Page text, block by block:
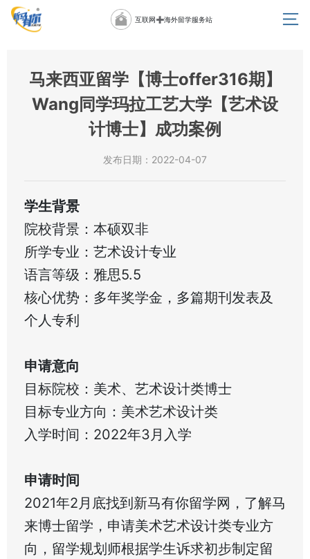
互联网➕海外留学服务站
马来西亚留学【博士offer316期】
Wang同学玛拉工艺大学【艺术设
计博士】成功案例
发布日期：2022-04-07
学生背景
院校背景：本硕双非
所学专业：艺术设计专业
语言等级：雅思5.5
核心优势：多年奖学金，多篇期刊发表及
个人专利
申请意向
目标院校：美术、艺术设计类博士
目标专业方向：美术艺术设计类
入学时间：2022年3月入学
申请时间
2021年2月底找到新马有你留学网，了解马
来博士留学，申请美术艺术设计类专业方
向，留学规划师根据学生诉求初步制定留